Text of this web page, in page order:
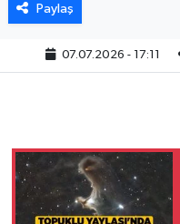
Paylaş
07.07.2026 - 17:11